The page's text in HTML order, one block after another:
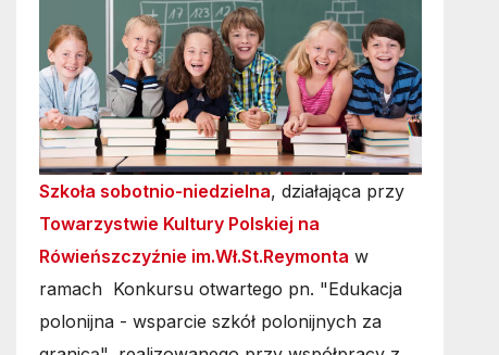
Szkoła sobotnio-niedzielna, działająca przy
Towarzystwie Kultury Polskiej na
Rówieńszczyźnie im.Wł.St.Reymonta w
ramach Konkursu otwartego pn. "Edukacja
polonijna - wsparcie szkół polonijnych za